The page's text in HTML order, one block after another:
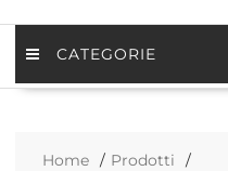
CATEGORIE
Home
Prodotti